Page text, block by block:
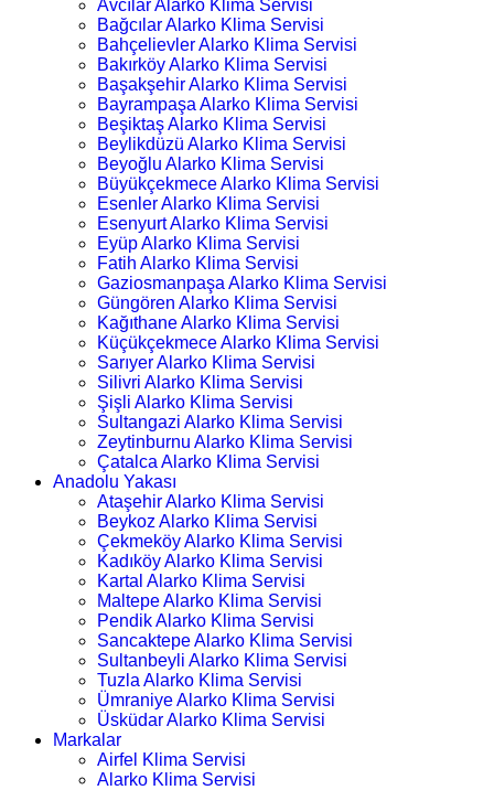
Avcılar Alarko Klima Servisi
Bağcılar Alarko Klima Servisi
Bahçelievler Alarko Klima Servisi
Bakırköy Alarko Klima Servisi
Başakşehir Alarko Klima Servisi
Bayrampaşa Alarko Klima Servisi
Beşiktaş Alarko Klima Servisi
Beylikdüzü Alarko Klima Servisi
Beyoğlu Alarko Klima Servisi
Büyükçekmece Alarko Klima Servisi
Esenler Alarko Klima Servisi
Esenyurt Alarko Klima Servisi
Eyüp Alarko Klima Servisi
Fatih Alarko Klima Servisi
Gaziosmanpaşa Alarko Klima Servisi
Güngören Alarko Klima Servisi
Kağıthane Alarko Klima Servisi
Küçükçekmece Alarko Klima Servisi
Sarıyer Alarko Klima Servisi
Silivri Alarko Klima Servisi
Şişli Alarko Klima Servisi
Sultangazi Alarko Klima Servisi
Zeytinburnu Alarko Klima Servisi
Çatalca Alarko Klima Servisi
Anadolu Yakası
Ataşehir Alarko Klima Servisi
Beykoz Alarko Klima Servisi
Çekmeköy Alarko Klima Servisi
Kadıköy Alarko Klima Servisi
Kartal Alarko Klima Servisi
Maltepe Alarko Klima Servisi
Pendik Alarko Klima Servisi
Sancaktepe Alarko Klima Servisi
Sultanbeyli Alarko Klima Servisi
Tuzla Alarko Klima Servisi
Ümraniye Alarko Klima Servisi
Üsküdar Alarko Klima Servisi
Markalar
Airfel Klima Servisi
Alarko Klima Servisi